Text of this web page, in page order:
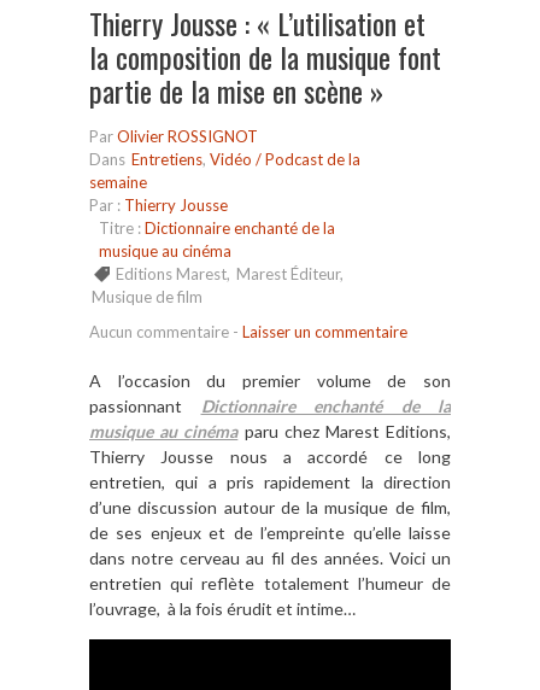
Thierry Jousse : « L’utilisation et
la composition de la musique font
partie de la mise en scène »
ParOlivier ROSSIGNOT
Dans Entretiens, Vidéo / Podcast de la
semaine
Par : Thierry Jousse
Titre :Dictionnaire enchanté de la
musique au cinéma
Editions Marest, Marest Éditeur,
Musique de film
Aucun commentaire - Laisser un commentaire
A l’occasion du premier volume de son
passionnant Dictionnaire enchanté de la
musique au cinémaparu chez Marest Editions,
Thierry Jousse nous a accordé ce long
entretien, qui a pris rapidement la direction
d’une discussion autour de la musique de film,
de ses enjeux et de l’empreinte qu’elle laisse
dans notre cerveau au fil des années. Voici un
entretien qui reflète totalement l’humeur de
l’ouvrage, à la fois érudit et intime…